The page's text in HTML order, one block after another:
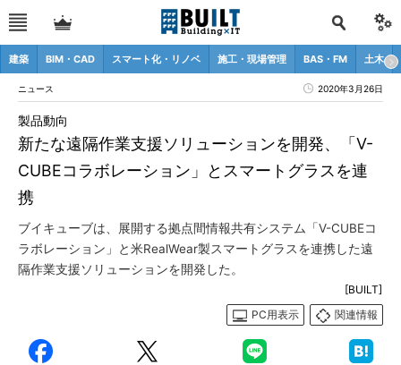
建築 BIM・CAD スマート化・リノベ 施工・現場管理 BAS・FM 土木
ニュース 2020年3月26日
新たな遠隔作業支援ソリューションを開発、「V-
CUBEコラボレーション」とスマートグラスを連
携
製品動向
ブイキューブは、展開する拠点間情報共有システム「V-CUBEコ
ラボレーション」と米RealWear製スマートグラスを連携した遠
隔作業支援ソリューションを開発した。
[BUILT]
PC用表示
関連情報